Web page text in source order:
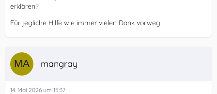
erklären?
Für jegliche Hilfe wie immer vielen Dank vorweg.
mangray
14. Mai 2026 um 15:37